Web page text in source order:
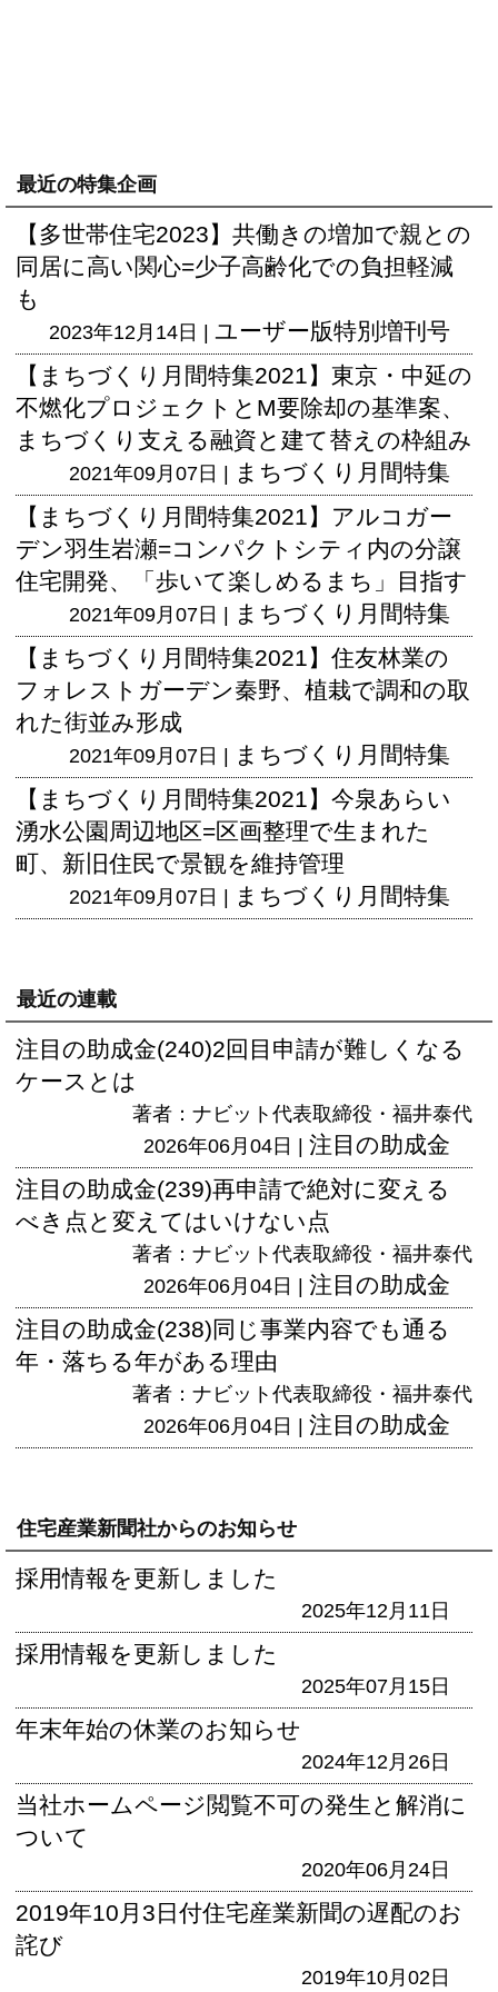
最近の特集企画
【多世帯住宅2023】共働きの増加で親との
同居に高い関心=少子高齢化での負担軽減
も
2023年12月14日 | ユーザー版特別増刊号
【まちづくり月間特集2021】東京・中延の
不燃化プロジェクトとM要除却の基準案、
まちづくり支える融資と建て替えの枠組み
2021年09月07日 |
まちづくり月間特集
【まちづくり月間特集2021】アルコガー
デン羽生岩瀬=コンパクトシティ内の分譲
住宅開発、「歩いて楽しめるまち」目指す
2021年09月07日 |
まちづくり月間特集
【まちづくり月間特集2021】住友林業の
フォレストガーデン秦野、植栽で調和の取
れた街並み形成
2021年09月07日 |
まちづくり月間特集
【まちづくり月間特集2021】今泉あらい
湧水公園周辺地区=区画整理で生まれた
町、新旧住民で景観を維持管理
2021年09月07日 | まちづくり月間特集
最近の連載
注目の助成金(240)2回目申請が難しくなる
ケースとは
著者：ナビット代表取締役・福井泰代
2026年06月04日 | 注目の助成金
注目の助成金(239)再申請で絶対に変える
べき点と変えてはいけない点
著者：ナビット代表取締役・福井泰代
2026年06月04日 | 注目の助成金
注目の助成金(238)同じ事業内容でも通る
年・落ちる年がある理由
著者：ナビット代表取締役・福井泰代
2026年06月04日 | 注目の助成金
住宅産業新聞社からのお知らせ
採用情報を更新しました
2025年12月11日
採用情報を更新しました
2025年07月15日
年末年始の休業のお知らせ
2024年12月26日
当社ホームページ閲覧不可の発生と解消に
ついて
2020年06月24日
2019年10月3日付住宅産業新聞の遅配のお
詫び
2019年10月02日